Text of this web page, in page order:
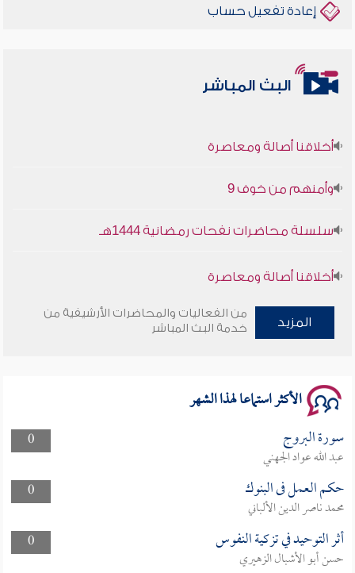
إعادة تفعيل حساب
البث المباشر
أخلاقنا أصالة ومعاصرة
وأمنهم من خوف 9
سلسلة محاضرات نفحات رمضانية 1444هـ
أخلاقنا أصالة ومعاصرة
وأمنهم من خوف 9
المزيد
من الفعاليات والمحاضرات الأرشيفية من
خدمة البث المباشر
الأكثر استماعا لهذا الشهر
0 سورة البروج
عبد الله عواد الجهني
0
حكم العمل فى البنوك
محمد ناصر الدين الألباني
0
أثر التوحيد في تزكية النفوس
حسن أبو الأشبال الزهيري